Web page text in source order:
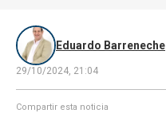
Eduardo Barreneche
29/10/2024, 21:04
Compartir esta noticia